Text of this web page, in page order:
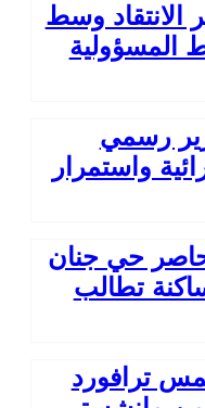
وسط
المسؤولية
رسمي
واستمرار
حي جنان
تطالب
ترافورد